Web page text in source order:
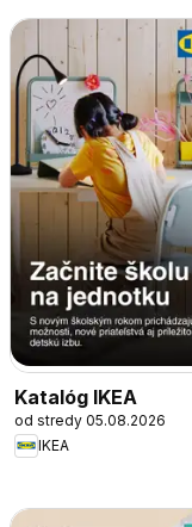
Katalóg IKEA
od stredy 05.08.2026
IKEA